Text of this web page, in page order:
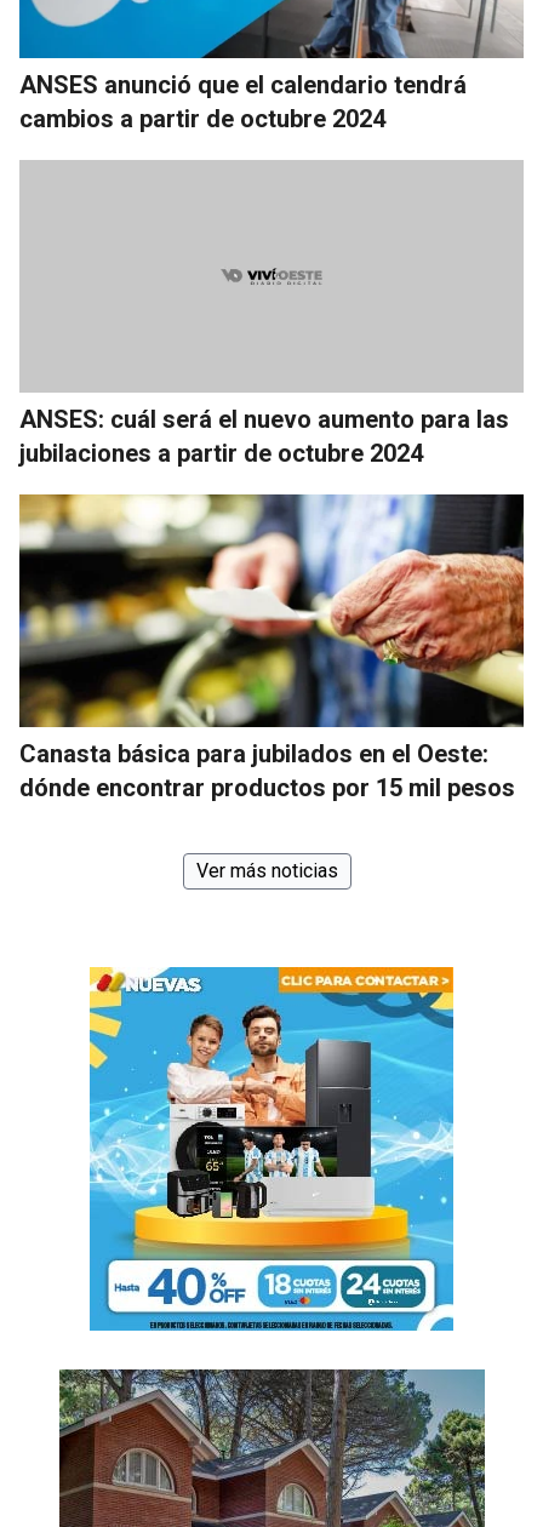
ANSES anunció que el calendario tendrá
cambios a partir de octubre 2024
ANSES: cuál será el nuevo aumento para las
jubilaciones a partir de octubre 2024
Canasta básica para jubilados en el Oeste:
dónde encontrar productos por 15 mil pesos
Ver más noticias